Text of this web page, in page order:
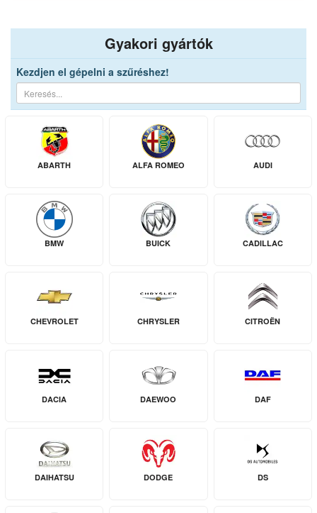
Gyakori gyártók
Kezdjen el gépelni a szűréshez!
ABARTH ALFA ROMEO AUDI
BMW BUICK CADILLAC
CHEVROLET CHRYSLER CITROËN
DACIA DAEWOO DAF
DAIHATSU DODGE DS